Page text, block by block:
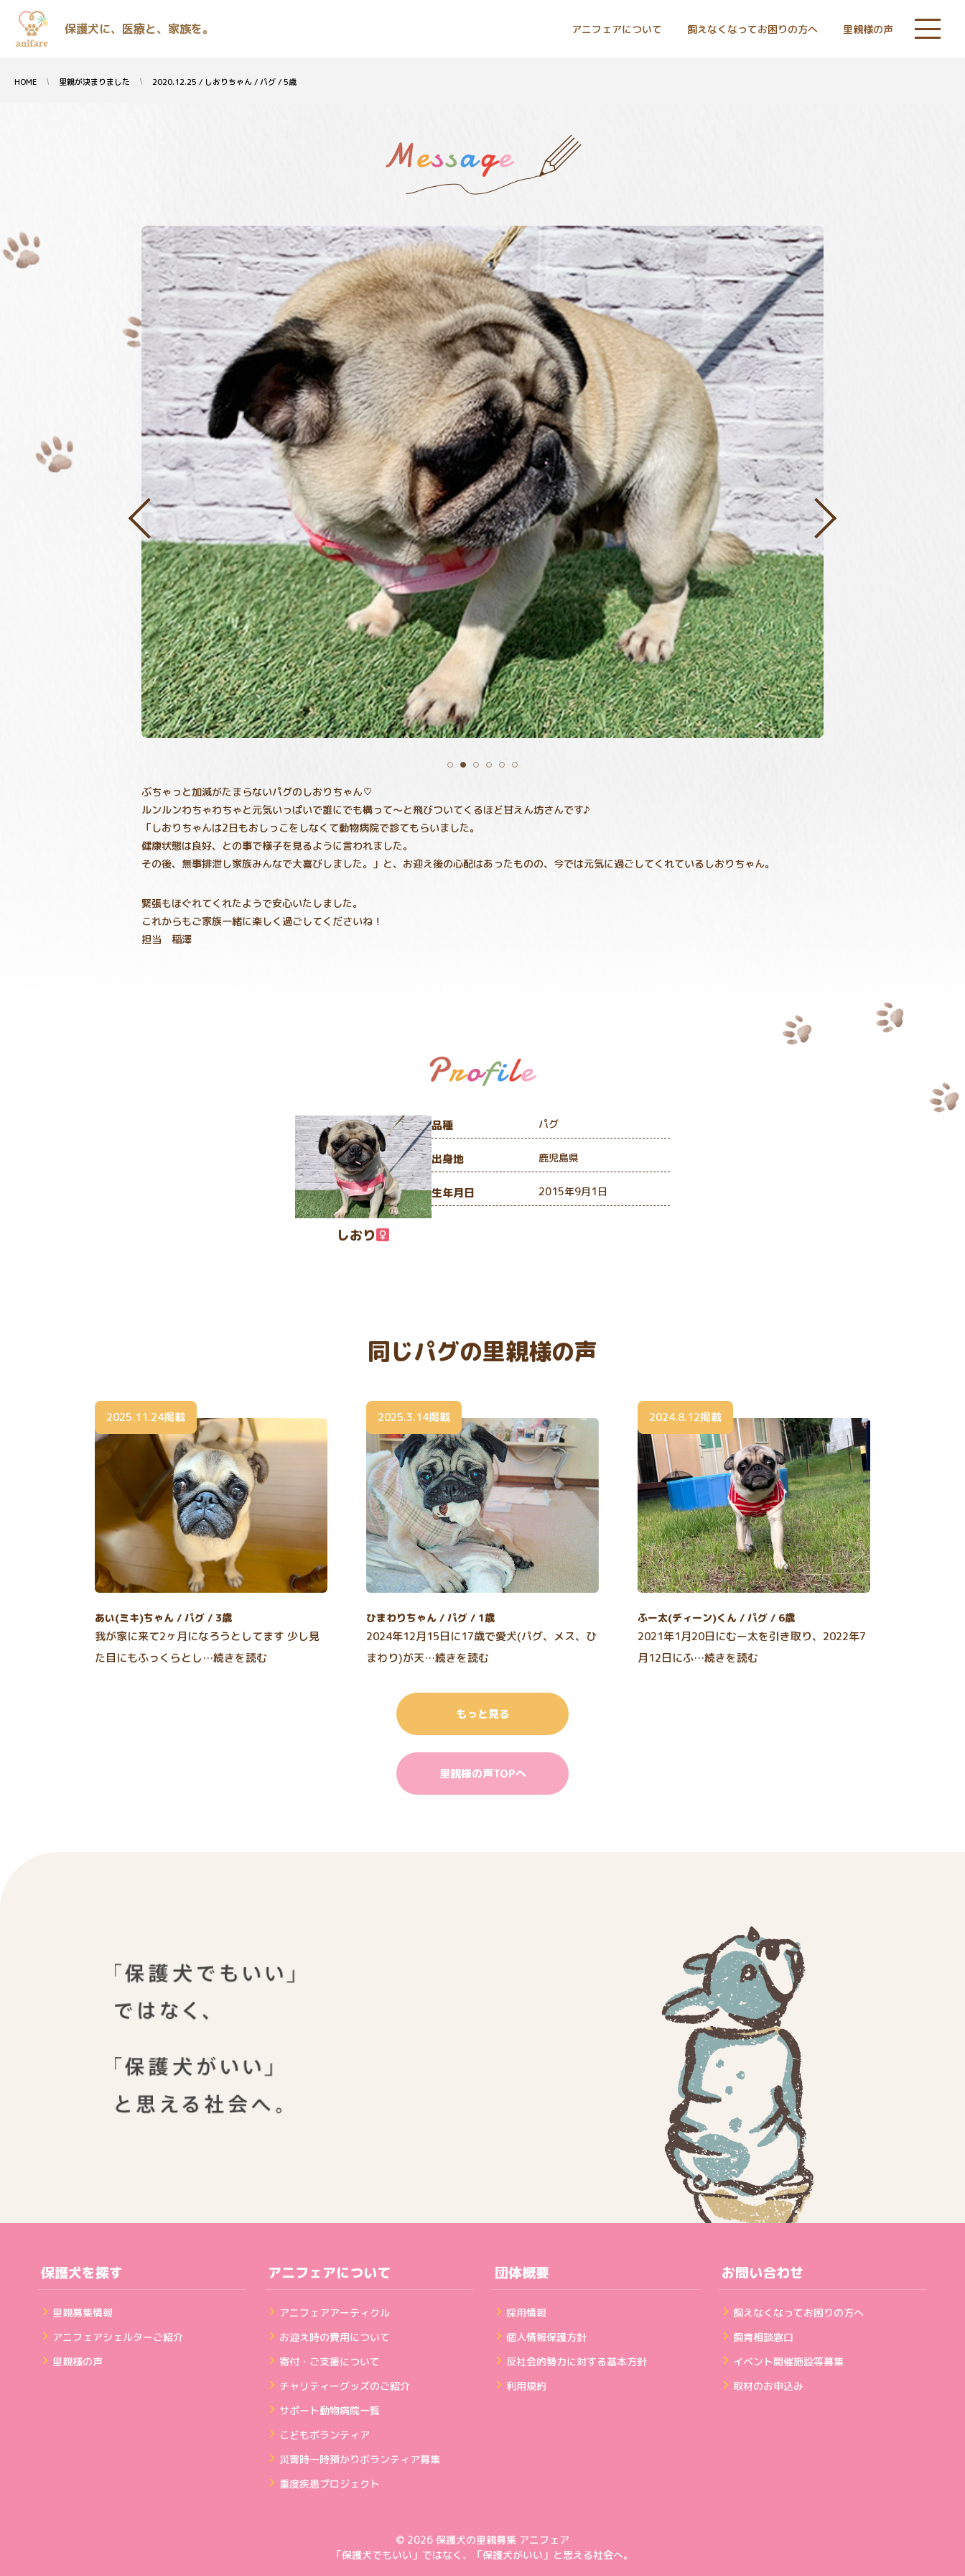
保護犬に、医療と、家族を。 アニフェアについて 飼えなくなってお困りの方へ 里親様の声
HOME 里親が決まりました 2020.12.25 / しおりちゃん / パグ / 5歳
ぶちゃっと加減がたまらないパグのしおりちゃん♡
ルンルンわちゃわちゃと元気いっぱいで誰にでも構って～と飛びついてくるほど甘えん坊さんです♪
「しおりちゃんは2日もおしっこをしなくて動物病院で診てもらいました。
健康状態は良好、との事で様子を見るように言われました。
その後、無事排泄し家族みんなで大喜びしました。」と、お迎え後の心配はあったものの、今では元気に過ごしてくれているしおりちゃん。
緊張もほぐれてくれたようで安心いたしました。
これからもご家族一緒に楽しく過ごしてくださいね！
担当 稲澤
しおり
品種 パグ
出身地 鹿児島県
生年月日 2015年9月1日
同じパグの里親様の声
2025.11.24掲載
あい(ミキ)ちゃん / パグ / 3歳
我が家に来て2ヶ月になろうとしてます 少し見
た目にもふっくらとし…続きを読む
2025.3.14掲載
ひまわりちゃん / パグ / 1歳
2024年12月15日に17歳で愛犬(パグ、メス、ひ
まわり)が天…続きを読む
2024.8.12掲載
ふー太(ディーン)くん / パグ / 6歳
2021年1月20日にむー太を引き取り、2022年7
月12日にふ…続きを読む
もっと見る
里親様の声TOPへ
保護犬を探す
里親募集情報
アニフェアシェルターご紹介
里親様の声
アニフェアについて
アニフェアアーティクル
お迎え時の費用について
寄付・ご支援について
チャリティーグッズのご紹介
サポート動物病院一覧
こどもボランティア
災害時一時預かりボランティア募集
重度疾患プロジェクト
団体概要
採用情報
個人情報保護方針
反社会的勢力に対する基本方針
利用規約
お問い合わせ
飼えなくなってお困りの方へ
飼育相談窓口
イベント開催施設等募集
取材のお申込み
© 2026 保護犬の里親募集 アニフェア
「保護犬でもいい」ではなく、「保護犬がいい」と思える社会へ。